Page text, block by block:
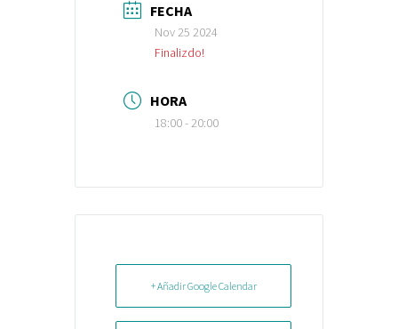
FECHA
Nov 25 2024
Finalizdo!
HORA
18:00 - 20:00
+ Añadir Google Calendar